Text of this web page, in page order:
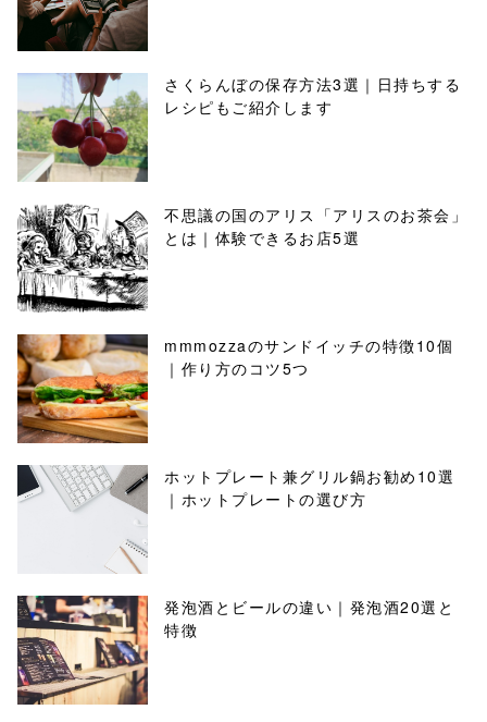
さくらんぼの保存方法3選｜日持ちする
レシピもご紹介します
不思議の国のアリス「アリスのお茶会」
とは｜体験できるお店5選
mmmozzaのサンドイッチの特徴10個
｜作り方のコツ5つ
ホットプレート兼グリル鍋お勧め10選
｜ホットプレートの選び方
発泡酒とビールの違い｜発泡酒20選と
特徴